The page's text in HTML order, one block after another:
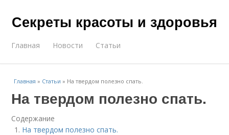
Секреты красоты и здоровья
Главная Новости Статьи
Главная » Статьи » На твердом полезно спать.
На твердом полезно спать.
Содержание
На твердом полезно спать.